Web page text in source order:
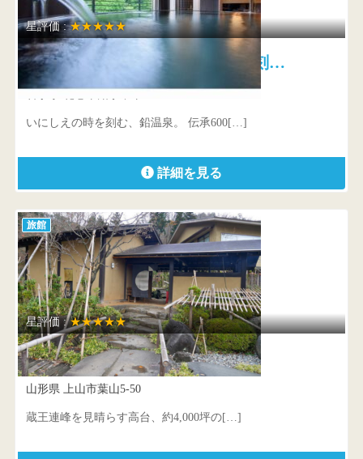
星評価 :★★★★★
藤三旅館・別邸 鉛温泉 心の刻…
岩手県 花巻市鉛字中平75-1
いにしえの時を刻む、鉛温泉。 伝承600[…]
詳細を見る
旅館
星評価 :★★★★★
名月荘
山形県 上山市葉山5-50
蔵王連峰を見晴らす高台、約4,000坪の[…]